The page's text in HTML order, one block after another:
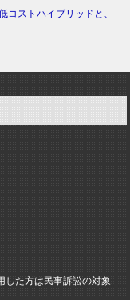
コストハイブリッドと、
した方は民事訴訟の対象